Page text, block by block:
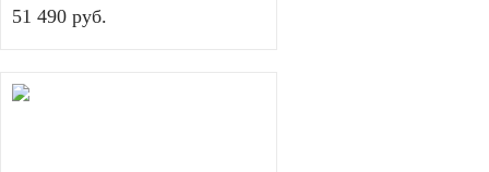
51 490 руб.